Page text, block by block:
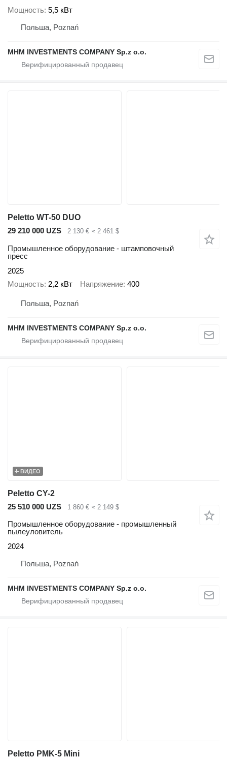
Мощность 5,5 кВт
Польша, Poznań
MHM INVESTMENTS COMPANY Sp.z o.o.
Peletto WT-50 DUO
29 210 000 UZS
2 130 € ≈ 2 461 $
Промышленное оборудование - штамповочный
пресс
2025
Мощность 2,2 кВт Напряжение 400
Польша, Poznań
MHM INVESTMENTS COMPANY Sp.z o.o.
ВИДЕО
Peletto CY-2
25 510 000 UZS
1 860 € ≈ 2 149 $
Промышленное оборудование - промышленный
пылеуловитель
2024
Польша, Poznań
MHM INVESTMENTS COMPANY Sp.z o.o.
Peletto PMK-5 Mini